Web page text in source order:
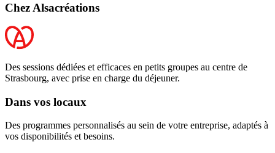
Chez Alsacréations
Des sessions dédiées et efficaces en petits groupes au centre de
Strasbourg, avec prise en charge du déjeuner.
Dans vos locaux
Des programmes personnalisés au sein de votre entreprise, adaptés à
vos disponibilités et besoins.